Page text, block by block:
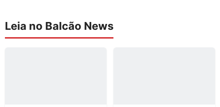
Leia no Balcão News